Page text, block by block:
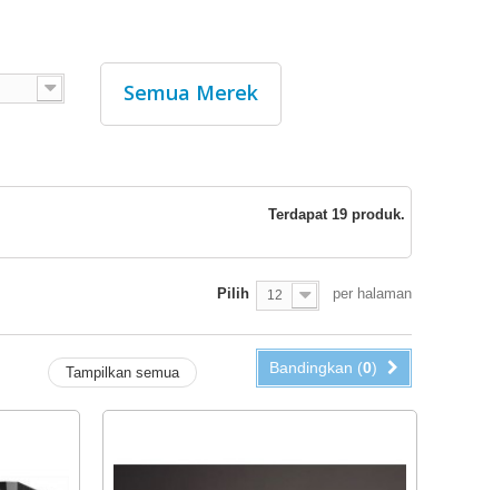
Semua Merek
Terdapat 19 produk.
Pilih 12 per halaman
Bandingkan (0)
Tampilkan semua